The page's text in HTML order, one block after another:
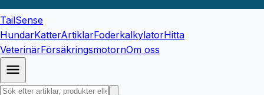
TailSense
HundarKatterArtiklarFoderkalkylatorHitta
VeterinärFörsäkringsmotornOm oss